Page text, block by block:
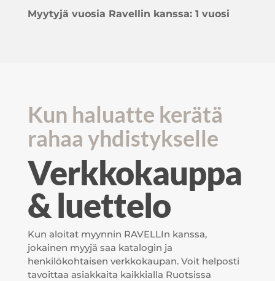
Myytyjä vuosia Ravellin kanssa: 1 vuosi
Kun haluatte kerätä
rahaa yhdistykselle
Verkkokauppa
& luettelo
Kun aloitat myynnin RAVELLIn kanssa,
jokainen myyjä saa katalogin ja
henkilökohtaisen verkkokaupan. Voit helposti
tavoittaa asiakkaita kaikkialla Ruotsissa